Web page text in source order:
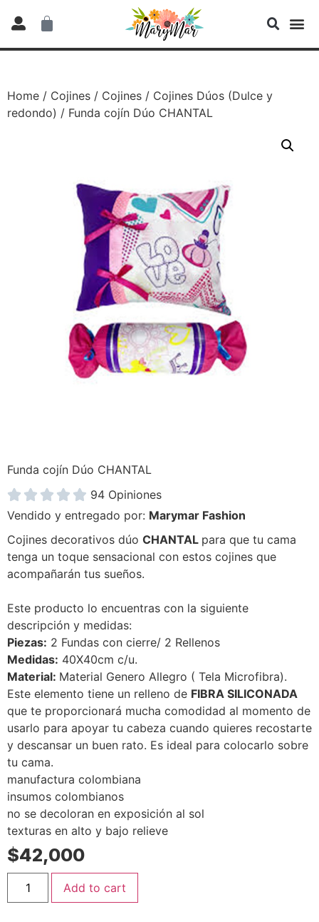
Home / Cojines / Cojines / Cojines Dúos (Dulce y
redondo) / Funda cojín Dúo CHANTAL
Funda cojín Dúo CHANTAL
     94 Opiniones
Vendido y entregado por: Marymar Fashion
Cojines decorativos dúo CHANTAL para que tu cama
tenga un toque sensacional con estos cojines que
acompañarán tus sueños.
Este producto lo encuentras con la siguiente
descripción y medidas:
Piezas: 2 Fundas con cierre/ 2 Rellenos
Medidas: 40X40cm c/u.
Material: Material Genero Allegro ( Tela Microfibra).
Este elemento tiene un relleno de FIBRA SILICONADA
que te proporcionará mucha comodidad al momento de
usarlo para apoyar tu cabeza cuando quieres recostarte
y descansar un buen rato. Es ideal para colocarlo sobre
tu cama.
manufactura colombiana
insumos colombianos
no se decoloran en exposición al sol
texturas en alto y bajo relieve
$42,000
Add to cart